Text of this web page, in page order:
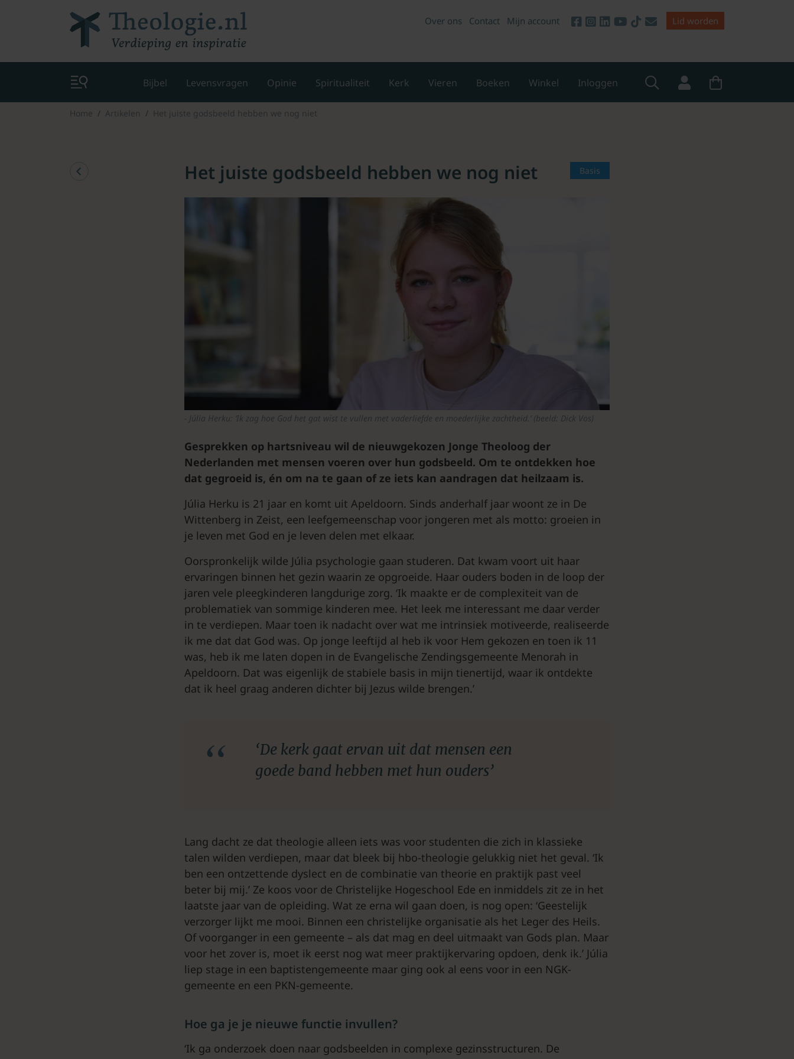
Over ons Contact Mijn account Lid worden
Bijbel Levensvragen Opinie Spiritualiteit Kerk Vieren Boeken Winkel Inloggen
Home Artikelen Het juiste godsbeeld hebben we nog niet
Basis
Het juiste godsbeeld hebben we nog niet
Júlia Herku: ‘Ik zag hoe God het gat wist te vullen met vaderliefde en moederlijke zachtheid.’ (beeld: Dick Vos)
Gesprekken op hartsniveau wil de nieuwgekozen Jonge Theoloog der
Nederlanden met mensen voeren over hun godsbeeld. Om te ontdekken hoe
dat gegroeid is, én om na te gaan of ze iets kan aandragen dat heilzaam is.
Júlia Herku is 21 jaar en komt uit Apeldoorn. Sinds anderhalf jaar woont ze in De
Wittenberg in Zeist, een leefgemeenschap voor jongeren met als motto: groeien in
je leven met God en je leven delen met elkaar.
Oorspronkelijk wilde Júlia psychologie gaan studeren. Dat kwam voort uit haar
ervaringen binnen het gezin waarin ze opgroeide. Haar ouders boden in de loop der
jaren vele pleegkinderen langdurige zorg. ‘Ik maakte er de complexiteit van de
problematiek van sommige kinderen mee. Het leek me interessant me daar verder
in te verdiepen. Maar toen ik nadacht over wat me intrinsiek motiveerde, realiseerde
ik me dat dat God was. Op jonge leeftijd al heb ik voor Hem gekozen en toen ik 11
was, heb ik me laten dopen in de Evangelische Zendingsgemeente Menorah in
Apeldoorn. Dat was eigenlijk de stabiele basis in mijn tienertijd, waar ik ontdekte
dat ik heel graag anderen dichter bij Jezus wilde brengen.’
‘De kerk gaat ervan uit dat mensen een
goede band hebben met hun ouders’
Lang dacht ze dat theologie alleen iets was voor studenten die zich in klassieke
talen wilden verdiepen, maar dat bleek bij hbo-theologie gelukkig niet het geval. ‘Ik
ben een ontzettende dyslect en de combinatie van theorie en praktijk past veel
beter bij mij.’ Ze koos voor de Christelijke Hogeschool Ede en inmiddels zit ze in het
laatste jaar van de opleiding. Wat ze erna wil gaan doen, is nog open: ‘Geestelijk
verzorger lijkt me mooi. Binnen een christelijke organisatie als het Leger des Heils.
Of voorganger in een gemeente – als dat mag en deel uitmaakt van Gods plan. Maar
voor het zover is, moet ik eerst nog wat meer praktijkervaring opdoen, denk ik.’ Júlia
liep stage in een baptistengemeente maar ging ook al eens voor in een NGK-
gemeente en een PKN-gemeente.
Hoe ga je je nieuwe functie invullen?
‘Ik ga onderzoek doen naar godsbeelden in complexe gezinsstructuren. De